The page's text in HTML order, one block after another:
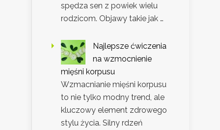
spędza sen z powiek wielu
rodzicom. Objawy takie jak …
Najlepsze ćwiczenia
na wzmocnienie
mięśni korpusu
Wzmacnianie mięśni korpusu
to nie tylko modny trend, ale
kluczowy element zdrowego
stylu życia. Silny rdzeń